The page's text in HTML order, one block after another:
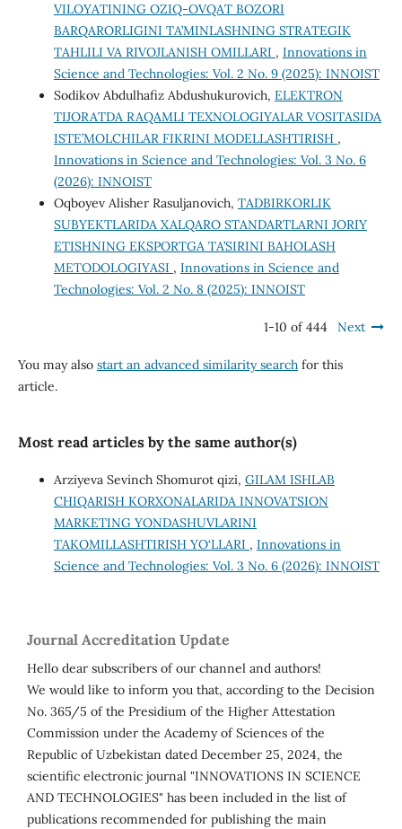
VILOYATINING OZIQ-OVQAT BOZORI
BARQARORLIGINI TA’MINLASHNING STRATEGIK
TAHLILI VA RIVOJLANISH OMILLARI , Innovations in
Science and Technologies: Vol. 2 No. 9 (2025): INNOIST
Sodikov Abdulhafiz Abdushukurovich, ELEKTRON
TIJORATDA RAQAMLI TEXNOLOGIYALAR VOSITASIDA
ISTE’MOLCHILAR FIKRINI MODELLASHTIRISH ,
Innovations in Science and Technologies: Vol. 3 No. 6
(2026): INNOIST
Oqboyev Alisher Rasuljanovich, TADBIRKORLIK
SUBYEKTLARIDA XALQARO STANDARTLARNI JORIY
ETISHNING EKSPORTGA TA’SIRINI BAHOLASH
METODOLOGIYASI , Innovations in Science and
Technologies: Vol. 2 No. 8 (2025): INNOIST
1-10 of 444 Next
You may also start an advanced similarity searchfor this
article.
Most read articles by the same author(s)
Arziyeva Sevinch Shomurot qizi, GILAM ISHLAB
CHIQARISH KORXONALARIDA INNOVATSION
MARKETING YONDASHUVLARINI
TAKOMILLASHTIRISH YO‘LLARI , Innovations in
Science and Technologies: Vol. 3 No. 6 (2026): INNOIST
Journal Accreditation Update
Hello dear subscribers of our channel and authors!
We would like to inform you that, according to the Decision
No. 365/5 of the Presidium of the Higher Attestation
Commission under the Academy of Sciences of the
Republic of Uzbekistan dated December 25, 2024, the
scientific electronic journal "INNOVATIONS IN SCIENCE
AND TECHNOLOGIES" has been included in the list of
publications recommended for publishing the main